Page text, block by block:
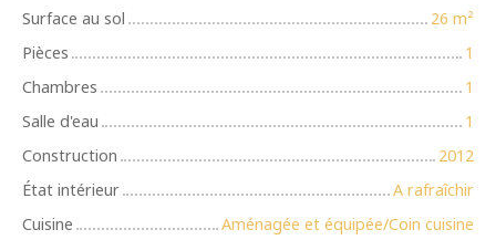
Surface au sol
26 m²
Pièces
1
Chambres
1
Salle d'eau
1
Construction
2012
État intérieur
A rafraîchir
Cuisine
Aménagée et équipée/Coin cuisine